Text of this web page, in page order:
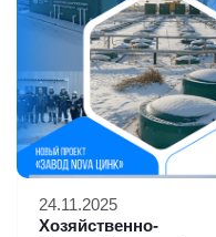
24.11.2025
Хозяйственно-